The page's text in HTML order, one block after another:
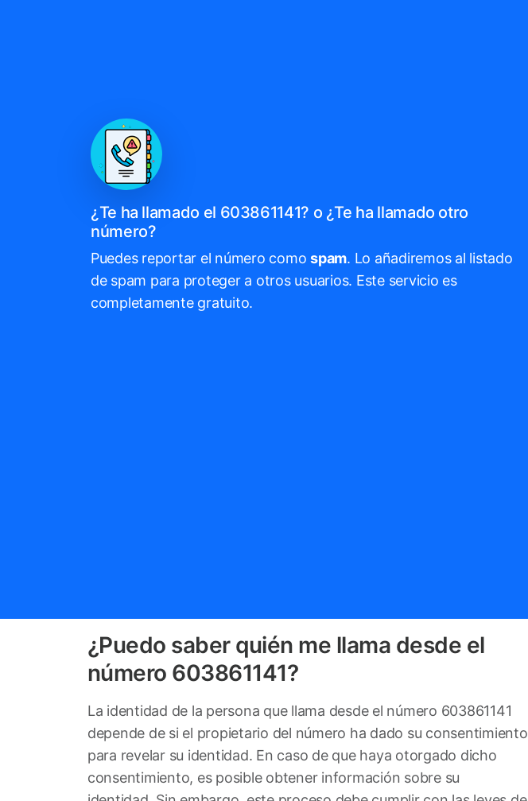
¿Te ha llamado el 603861141? o ¿Te ha llamado otro
número?
Puedes reportar el número comospam. Lo añadiremos al listado
de spam para proteger a otros usuarios. Este servicio es
completamente gratuito.
¿Puedo saber quién me llama desde el
número 603861141?
La identidad de la persona que llama desde el número 603861141
depende de si el propietario del número ha dado su consentimiento
para revelar su identidad. En caso de que haya otorgado dicho
consentimiento, es posible obtener información sobre su